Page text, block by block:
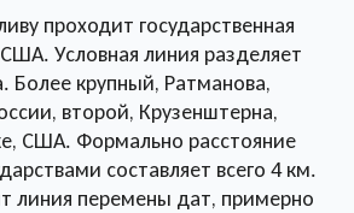
проходит государственная
Условная линия разделяет
Более крупный, Ратманова,
второй, Крузенштерна,
США. Формально расстояние
составляет всего 4 км.
линия перемены дат, примерно